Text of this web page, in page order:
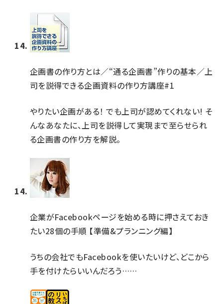
企画書の作り方とは／“通る企画書”作りの基本／上
司を説得できる企画資料の作り方講座#1
やりたい企画がある！ でも上司が認めてくれない! そ
んなあなたに、上司を説得して実現まで至らせられ
る企画書の作り方を解説。
企業がFacebookページを始める時に押さえておき
たい28個の手順 【準備&プランニング編】
うちの会社でもFacebookを使いたいけど、どこから
手を付けたらいいんだろう……